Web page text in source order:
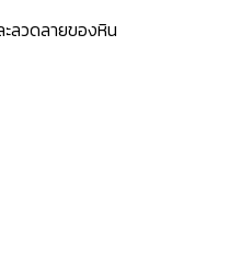
ลวดลายของหิน